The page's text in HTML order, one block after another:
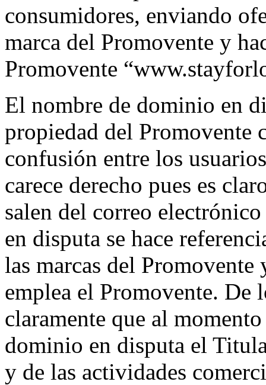
consumidores, enviando
marca del Promovente y
Promovente
El nombre de dominio en
propiedad del Promovente
confusión entre los
carece derecho pues es
salen del correo
en disputa se hace
las marcas del
emplea el Promovente. De
claramente que al
dominio en disputa el
y de las actividades